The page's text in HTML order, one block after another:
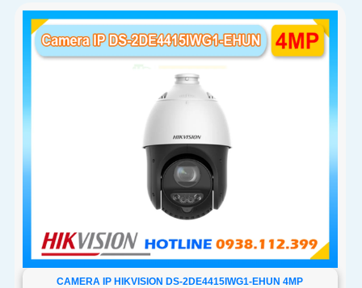
CAMERA IP HIKVISION DS-2DE4415IWG1-EHUN 4MP